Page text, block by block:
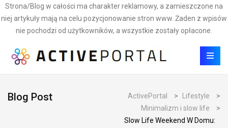
Strona/Blog w całości ma charakter reklamowy, a zamieszczone na
niej artykuły mają na celu pozycjonowanie stron www. Żaden z wpisów
nie pochodzi od użytkowników, a wszystkie zostały opłacone.
Blog Post ActivePortal > Lifestyle
>
Minimalizm i slow life
>
Slow Life Weekend W Domu: